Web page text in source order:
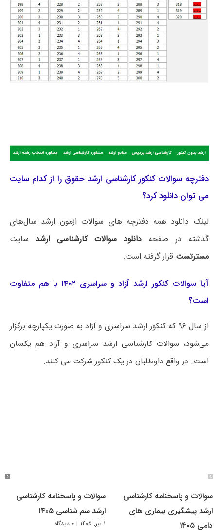
دفترچه سوالات کنکور کارشناسی ارشد حقوق را از کدام سایت
می توان دانلود کرد؟
لینک دانلود همه دفترچه های سوالات ازمون ارشد سال‌های
گذشته در صفحه
دانلود سوالات کارشناسی ارشد
سایت
مسترتست قرار گرفته است.
آیا سوالات کنکور ارشد آزاد و سراسری ۱۴۰۲ با هم متفاوت
است؟
از سال ۹۶ که کنکور ارشد سراسری و آزاد به صورت یکپارچه برگزار
می‌شود، سوالات کارشناسی ارشد سراسری و آزاد هم یکسان
است. در واقع داوطلبان در یک کنکور شرکت می کنند.
سوالات و پاسخنامه کارشناسی
ارشد پیشگیری بیماری های
دامی ۱۴۰۵
سوالات و پاسخنامه کارشناسی
ارشد سم شناسی ۱۴۰۵
۱ تیر, ۱۴۰۵ | ۰ دیدگاه